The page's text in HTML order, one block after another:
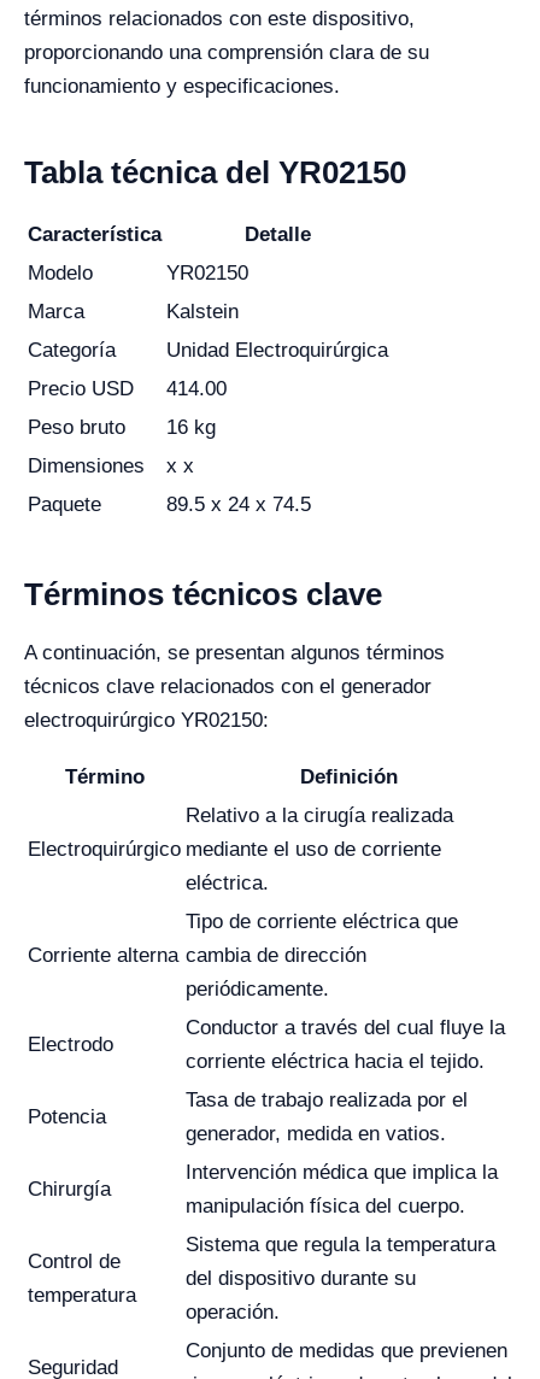
términos relacionados con este dispositivo,
proporcionando una comprensión clara de su
funcionamiento y especificaciones.
Tabla técnica del YR02150
Característica
Detalle
Modelo
YR02150
Marca
Kalstein
Categoría
Unidad Electroquirúrgica
Precio USD
414.00
Peso bruto
16 kg
Dimensiones
x x
Paquete
89.5 x 24 x 74.5
Términos técnicos clave
A continuación, se presentan algunos términos
técnicos clave relacionados con el generador
electroquirúrgico YR02150:
Término Definición
Electroquirúrgico
Relativo a la cirugía realizada
mediante el uso de corriente
eléctrica.
Corriente alterna
Tipo de corriente eléctrica que
cambia de dirección
periódicamente.
Electrodo
Conductor a través del cual fluye la
corriente eléctrica hacia el tejido.
Potencia
Tasa de trabajo realizada por el
generador, medida en vatios.
Chirurgía
Intervención médica que implica la
manipulación física del cuerpo.
Control de
temperatura
Sistema que regula la temperatura
del dispositivo durante su
operación.
Seguridad
Conjunto de medidas que previenen